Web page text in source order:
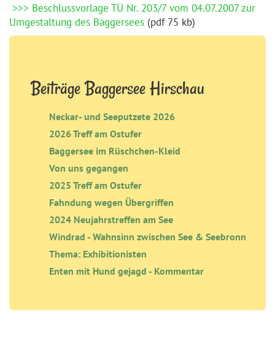
>>> Beschlussvorlage TÜ Nr. 203/7 vom 04.07.2007 zur
Umgestaltung des Baggersees (pdf 75 kb)
Beiträge Baggersee Hirschau
Neckar- und Seeputzete 2026
2026 Treff am Ostufer
Baggersee im Rüschchen-Kleid
Von uns gegangen
2025 Treff am Ostufer
Fahndung wegen Übergriffen
2024 Neujahrstreffen am See
Windrad - Wahnsinn zwischen See & Seebronn
Thema: Exhibitionisten
Enten mit Hund gejagd - Kommentar